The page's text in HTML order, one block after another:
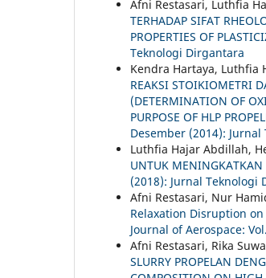
Afni Restasari, Luthfia
TERHADAP SIFAT
PROPERTIES OF
Teknologi Dirgantara
Kendra Hartaya, Luthfia
REAKSI STOIKIOMETRI
(DETERMINATION OF
PURPOSE OF HLP
Desember (2014):
Luthfia Hajar Abdillah,
UNTUK MENINGKATKAN
(2018): Jurnal Teknologi
Afni Restasari, Nur
Relaxation Disruption
Journal of Aerospace:
Afni Restasari, Rika
SLURRY PROPELAN